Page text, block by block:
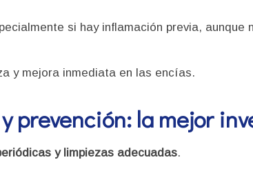
si hay inflamación previa, aunque
y mejora inmediata en las encías.
prevención: la mejor
y limpiezas adecuadas.